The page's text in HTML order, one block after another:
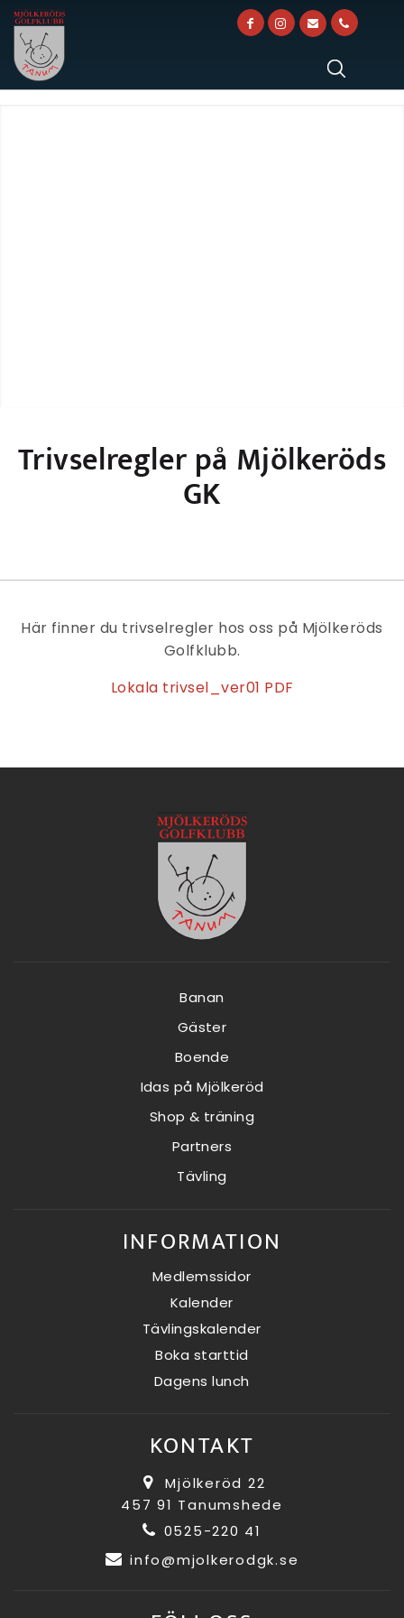
Trivselregler på Mjölkeröds
GK
Här finner du trivselregler hos oss på Mjölkeröds
Golfklubb.
Lokala trivsel_ver01 PDF
Banan
Gäster
Boende
Idas på Mjölkeröd
Shop & träning
Partners
Tävling
INFORMATION
Medlemssidor
Kalender
Tävlingskalender
Boka starttid
Dagens lunch
KONTAKT
Mjölkeröd 22
457 91 Tanumshede
0525-220 41
info@mjolkerodgk.se